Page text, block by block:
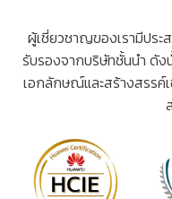
ผู้เชี่ยวชาญของเรามีประ
รับรองจากบริษัทชั้นนำ ดัง
เอกลักษณ์และสร้างสรรค์